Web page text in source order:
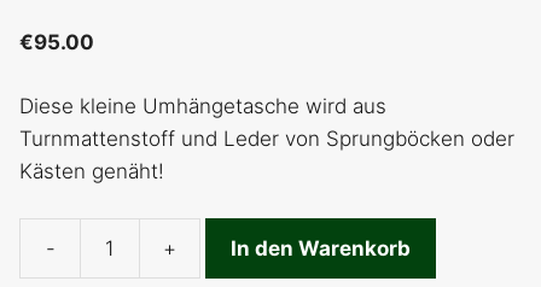
€95.00
Diese kleine Umhängetasche wird aus
Turnmattenstoff und Leder von Sprungböcken oder
Kästen genäht!
-
Umhängetasche
+ In den Warenkorb